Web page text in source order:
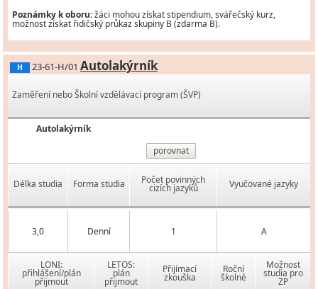
Poznámky k oboru:žáci mohou získat stipendium, svářečský kurz,
možnost získat řidičský průkaz skupiny B (zdarma B).
H 23-61-H/01 Autolakýrník
Zaměření nebo Školní vzdělávací program (ŠVP)
Autolakýrník
porovnat
Délka studia Forma studia Počet povinných
cizích jazyků Vyučované jazyky
3,0 Denní 1 A
LONI:
přihlášení/plán
přijmout
LETOS:
plán
přijmout
Přijímací
zkouška
Roční
školné
Možnost
studia pro
ZP